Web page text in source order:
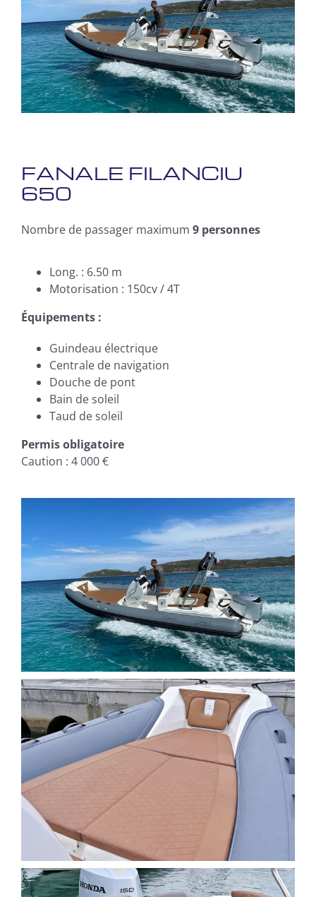
FANALE FILANCIU
650
Nombre de passager maximum 9 personnes
Long. : 6.50 m
Motorisation : 150cv / 4T
Équipements :
Guindeau électrique
Centrale de navigation
Douche de pont
Bain de soleil
Taud de soleil
Permis obligatoire
Caution : 4 000 €